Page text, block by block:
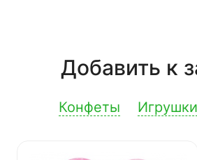
Добавить к
Конфеты Игрушки